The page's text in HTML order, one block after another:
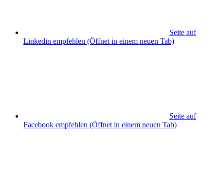
Seite auf
Linkedin empfehlen (Öffnet in einem neuen Tab)
Seite auf
Facebook empfehlen (Öffnet in einem neuen Tab)